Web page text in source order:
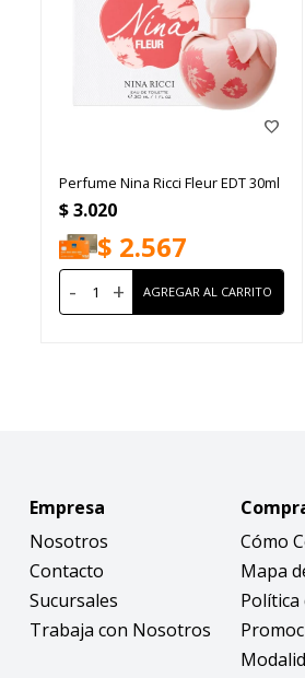
Perfume Nina Ricci Fleur EDT 30ml
$3.020
$ 2.567
- +
Empresa
Nosotros
Contacto
Sucursales
Trabaja con Nosotros
Cómo
Mapa
Política